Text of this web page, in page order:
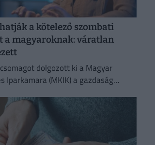
a kötelező szombati
a magyaroknak: váratlan
dolgozott ki a Magyar
Iparkamara (MKIK) a gazdaság
érdekében.